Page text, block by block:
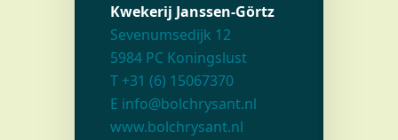
Kwekerij Janssen-Görtz
Sevenumsedijk 12
5984 PC Koningslust
T +31 (6) 15067370
E info@bolchrysant.nl
www.bolchrysant.nl